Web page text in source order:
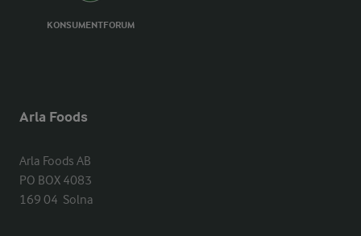
KONSUMENTFORUM
Arla Foods
Arla Foods AB
PO BOX 4083
169 04  Solna